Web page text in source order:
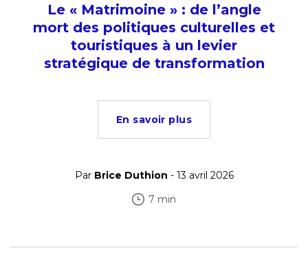
Le « Matrimoine » : de l’angle
mort des politiques culturelles et
touristiques à un levier
stratégique de transformation
En savoir plus
Par Brice Duthion - 13 avril 2026
7 min